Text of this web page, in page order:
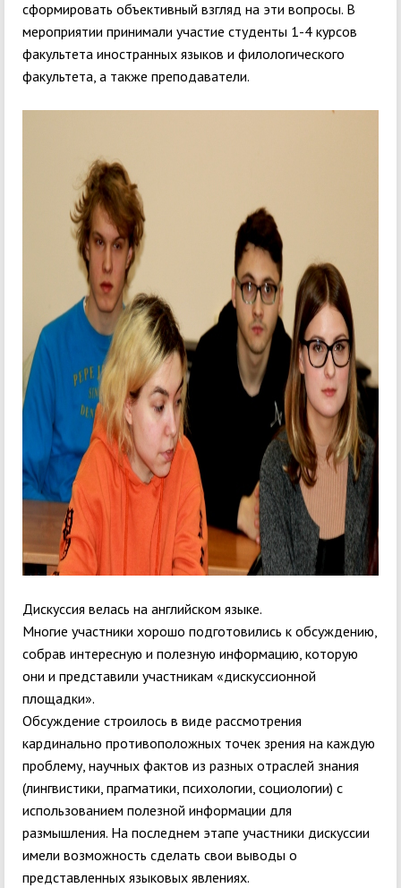
сформировать объективный взгляд на эти вопросы. В
мероприятии принимали участие студенты 1-4 курсов
факультета иностранных языков и филологического
факультета, а также преподаватели.
Дискуссия велась на английском языке.
Многие участники хорошо подготовились к обсуждению,
собрав интересную и полезную информацию, которую
они и представили участникам «дискуссионной
площадки».
Обсуждение строилось в виде рассмотрения
кардинально противоположных точек зрения на каждую
проблему, научных фактов из разных отраслей знания
(лингвистики, прагматики, психологии, социологии) с
использованием полезной информации для
размышления. На последнем этапе участники дискуссии
имели возможность сделать свои выводы о
представленных языковых явлениях.